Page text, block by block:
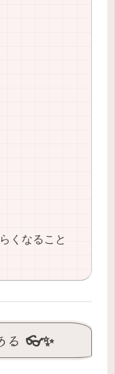
くなること
る 👓✨